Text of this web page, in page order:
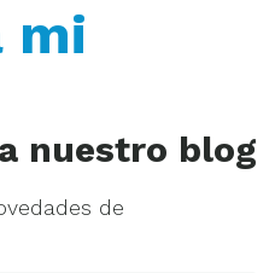
mi
nuestro blog
de